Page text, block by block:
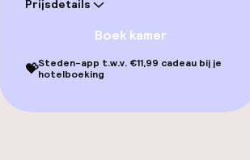
Eet- en drinkgelegenheden
Restaurant
Prijsdetails
Boek kamer
💝Steden-app t.w.v. €11,99 cadeau bij je
hotelboeking